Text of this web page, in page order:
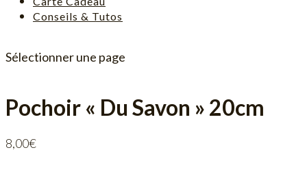
Conseils & Tutos
Sélectionner une page
Pochoir « Du Savon » 20cm
8,00€